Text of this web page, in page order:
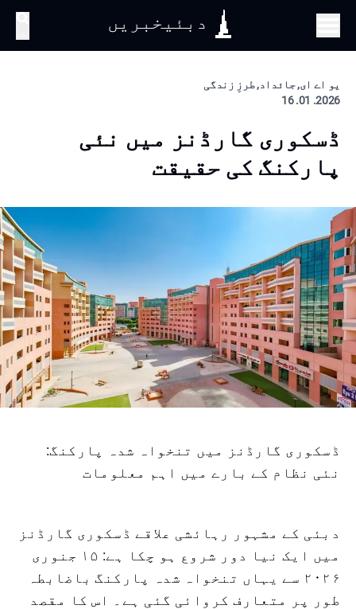
دبئیخبریں
یو اے ای, جائداد, طرزِ زندگی
2026. 01. 16
ڈسکوری گارڈنز میں نئی
پارکنگ کی حقیقت
ڈسکوری گارڈنز میں تنخواہ شدہ پارکنگ:
نئی نظام کے بارے میں اہم معلومات
دبئی کے مشہور رہائشی علاقے ڈسکوری گارڈنز
میں ایک نیا دور شروع ہو چکا ہے: ۱۵ جنوری
۲۰۲۶ سے یہاں تنخواہ شدہ پارکنگ باضابطہ
طور پر متعارف کروائی گئی ہے۔ اس کا مقصد